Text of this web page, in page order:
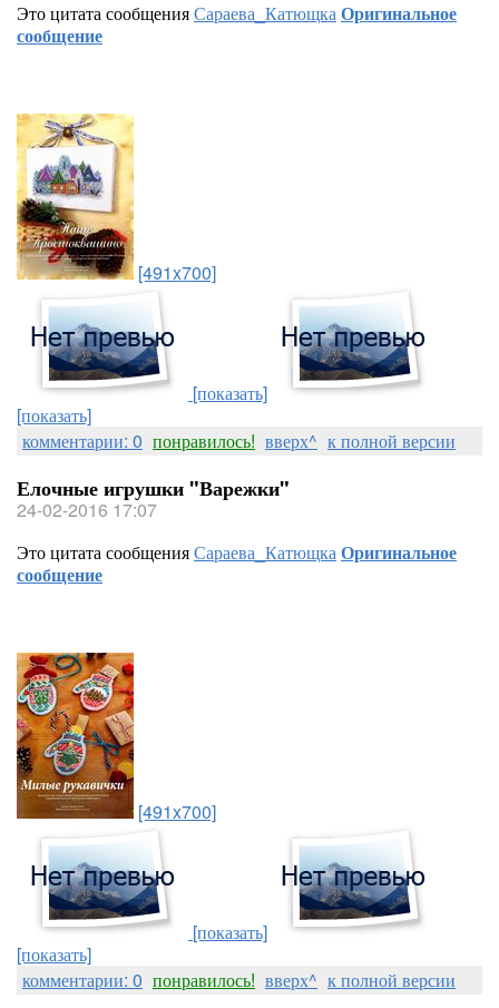
Это цитата сообщенияСараева_КатющкаОригинальное
сообщение
[491x700]
[показать]
[показать]
комментарии: 0 понравилось! вверх^ к полной версии
Елочные игрушки "Варежки"
24-02-2016 17:07
Это цитата сообщенияСараева_КатющкаОригинальное
сообщение
[491x700]
[показать]
[показать]
комментарии: 0 понравилось! вверх^ к полной версии